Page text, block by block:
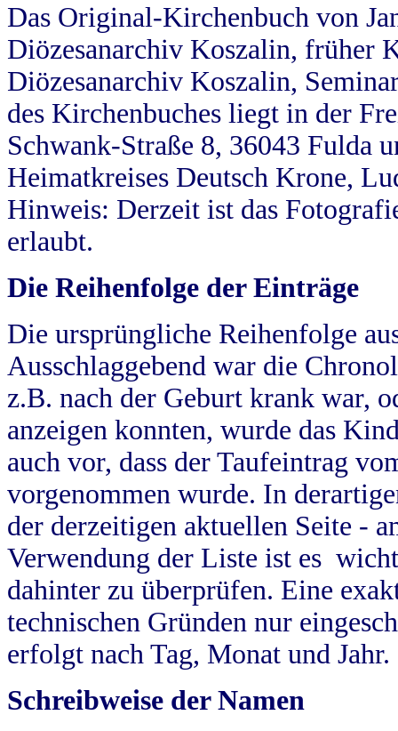
Das Original-Kirchenbuch von
Diözesanarchiv Koszalin, früher
Diözesanarchiv Koszalin,
des Kirchenbuches liegt in der
Schwank-Straße 8, 36043 Fulda
Heimatkreises Deutsch Krone,
Hinweis: Derzeit ist das
erlaubt.
Die Reihenfolge der Einträge
Die ursprüngliche Reihenfolge
Ausschlaggebend war die
z.B. nach der Geburt krank war,
anzeigen konnten, wurde das
auch vor, dass der Taufeintrag
vorgenommen wurde. In
der derzeitigen aktuellen Seite -
Verwendung der Liste ist es
dahinter zu überprüfen. Eine
technischen Gründen nur
erfolgt nach Tag, Monat und Jahr.
Schreibweise der Namen